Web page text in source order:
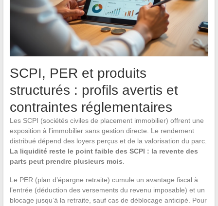
SCPI, PER et produits
structurés : profils avertis et
contraintes réglementaires
Les SCPI (sociétés civiles de placement immobilier) offrent une
exposition à l’immobilier sans gestion directe. Le rendement
distribué dépend des loyers perçus et de la valorisation du parc.
La liquidité reste le point faible des SCPI : la revente des
parts peut prendre plusieurs mois.
Le PER (plan d’épargne retraite) cumule un avantage fiscal à
l’entrée (déduction des versements du revenu imposable) et un
blocage jusqu’à la retraite, sauf cas de déblocage anticipé. Pour